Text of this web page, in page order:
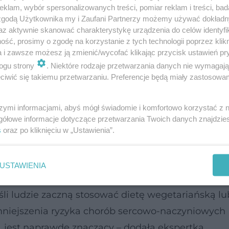
się, że diety wegańskie i
tętnice. - Odpowiada to jednej
cholesterolu takich jak statyny i
u kogoś, kto utrzymywałdietę roślinną
przewyższa pozytywne korzyści diet
nie wykluczają się nawzajem, co więcej
zgonów na całym świecie, w wyniku
ludzie zaczną stosować dietę wegetariańską
ryzyka chorób sercowo-naczyniowych
wybór spersonalizowanych treści, pomiar reklam i treści,
Użytkownika my i Zaufani Partnerzy możemy używać
aktywnie skanować charakterystykę urządzenia do celów
prosimy o zgodę na korzystanie z tych technologii poprzez
i zawsze możesz ją zmienić/wycofać klikając przycisk ustawień
strony
. Niektóre rodzaje przetwarzania danych nie
się takiemu przetwarzaniu. Preferencje będą miały
informacjami, abyś mógł świadomie i komfortowo korzystać z
informacje dotyczące przetwarzania Twoich danych
oraz po kliknięciu w „Ustawienia”.
USTAWIENIA